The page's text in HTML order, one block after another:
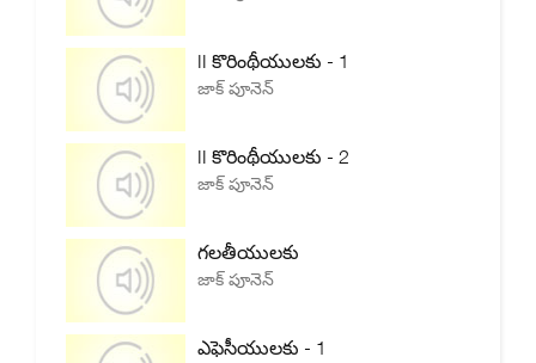
II కొరింథీయులకు - 1
జాక్ పూనెన్
II కొరింథీయులకు - 2
జాక్ పూనెన్
గలతీయులకు
జాక్ పూనెన్
ఎఫెసీయులకు - 1